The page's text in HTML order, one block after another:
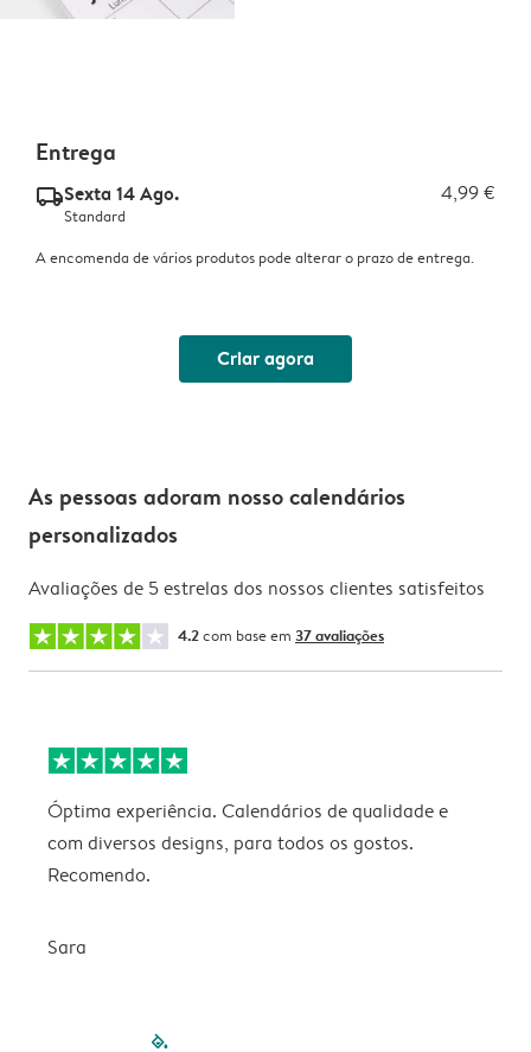
Entrega
delivery_standard_v2Sexta 14 Ago. 4,99 €
Standard
A encomenda de vários produtos pode alterar o prazo de entrega.
Criar agora
As pessoas adoram nosso calendários
personalizados
Avaliações de 5 estrelas dos nossos clientes satisfeitos
4.2com base em 37 avaliações
Óptima experiência. Calendários de qualidade e
com diversos designs, para todos os gostos.
Recomendo.
Sara
filled-pagination